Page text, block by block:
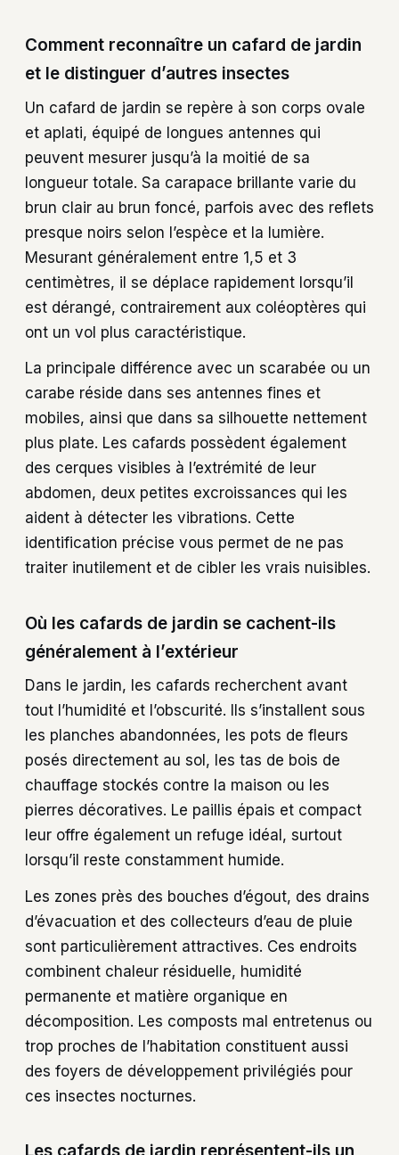
Comment reconnaître un cafard de jardin
et le distinguer d’autres insectes
Un cafard de jardin se repère à son corps ovale
et aplati, équipé de longues antennes qui
peuvent mesurer jusqu’à la moitié de sa
longueur totale. Sa carapace brillante varie du
brun clair au brun foncé, parfois avec des reflets
presque noirs selon l’espèce et la lumière.
Mesurant généralement entre 1,5 et 3
centimètres, il se déplace rapidement lorsqu’il
est dérangé, contrairement aux coléoptères qui
ont un vol plus caractéristique.
La principale différence avec un scarabée ou un
carabe réside dans ses antennes fines et
mobiles, ainsi que dans sa silhouette nettement
plus plate. Les cafards possèdent également
des cerques visibles à l’extrémité de leur
abdomen, deux petites excroissances qui les
aident à détecter les vibrations. Cette
identification précise vous permet de ne pas
traiter inutilement et de cibler les vrais nuisibles.
Où les cafards de jardin se cachent-ils
généralement à l’extérieur
Dans le jardin, les cafards recherchent avant
tout l’humidité et l’obscurité. Ils s’installent sous
les planches abandonnées, les pots de fleurs
posés directement au sol, les tas de bois de
chauffage stockés contre la maison ou les
pierres décoratives. Le paillis épais et compact
leur offre également un refuge idéal, surtout
lorsqu’il reste constamment humide.
Les zones près des bouches d’égout, des drains
d’évacuation et des collecteurs d’eau de pluie
sont particulièrement attractives. Ces endroits
combinent chaleur résiduelle, humidité
permanente et matière organique en
décomposition. Les composts mal entretenus ou
trop proches de l’habitation constituent aussi
des foyers de développement privilégiés pour
ces insectes nocturnes.